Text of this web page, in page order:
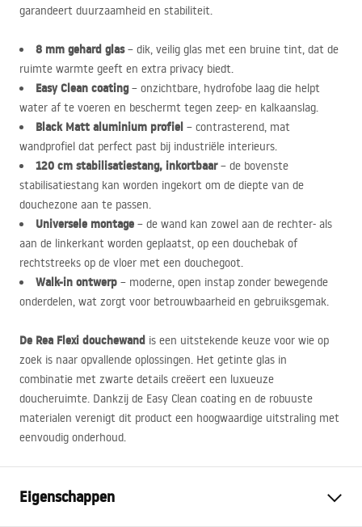
garandeert duurzaamheid en stabiliteit.
8 mm gehard glas– dik, veilig glas met een bruine tint, dat de
ruimte warmte geeft en extra privacy biedt.
Easy Clean coating– onzichtbare, hydrofobe laag die helpt
water af te voeren en beschermt tegen zeep- en kalkaanslag.
Black Matt aluminium profiel – contrasterend, mat
wandprofiel dat perfect past bij industriële interieurs.
120 cm stabilisatiestang, inkortbaar– de bovenste
stabilisatiestang kan worden ingekort om de diepte van de
douchezone aan te passen.
Universele montage – de wand kan zowel aan de rechter- als
aan de linkerkant worden geplaatst, op een douchebak of
rechtstreeks op de vloer met een douchegoot.
Walk-in ontwerp – moderne, open instap zonder bewegende
onderdelen, wat zorgt voor betrouwbaarheid en gebruiksgemak.
De Rea Flexi douchewand is een uitstekende keuze voor wie op
zoek is naar opvallende oplossingen. Het getinte glas in
combinatie met zwarte details creëert een luxueuze
doucheruimte. Dankzij de Easy Clean coating en de robuuste
materialen verenigt dit product een hoogwaardige uitstraling met
eenvoudig onderhoud.
Eigenschappen